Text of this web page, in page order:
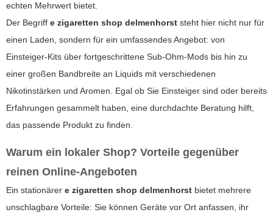
echten Mehrwert bietet.
Der Begriff e zigaretten shop delmenhorst steht hier nicht nur für
einen Laden, sondern für ein umfassendes Angebot: von
Einsteiger-Kits über fortgeschrittene Sub-Ohm-Mods bis hin zu
einer großen Bandbreite an Liquids mit verschiedenen
Nikotinstärken und Aromen. Egal ob Sie Einsteiger sind oder bereits
Erfahrungen gesammelt haben, eine durchdachte Beratung hilft,
das passende Produkt zu finden.
Warum ein lokaler Shop? Vorteile gegenüber
reinen Online-Angeboten
Ein stationärer e zigaretten shop delmenhorst bietet mehrere
unschlagbare Vorteile: Sie können Geräte vor Ort anfassen, ihr